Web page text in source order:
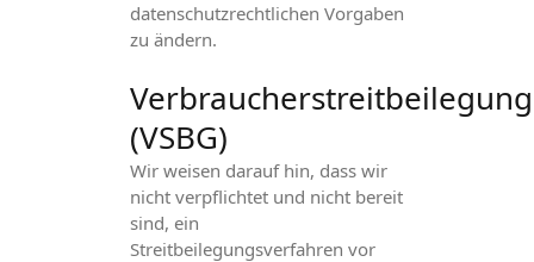
datenschutzrechtlichen Vorgaben
zu ändern.
(VSBG)
Wir weisen darauf hin, dass wir
nicht verpflichtet und nicht bereit
sind, ein
Streitbeilegungsverfahren vor